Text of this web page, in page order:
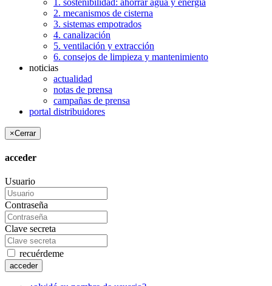
2. mecanismos de cisterna
3. sistemas empotrados
4. canalización
5. ventilación y extracción
6. consejos de limpieza y mantenimiento
noticias
actualidad
notas de prensa
campañas de prensa
portal distribuidores
×Cerrar
acceder
Usuario
Contraseña
Clave secreta
recuérdeme
acceder